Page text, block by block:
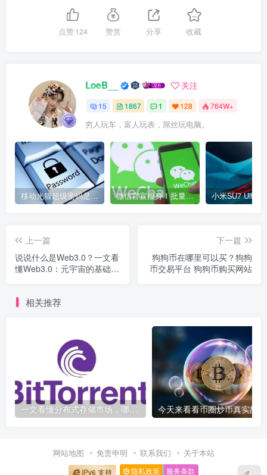
点赞124 赞赏 分享 收藏
LoeB__ 关注
15 1867 1 128 764W+
穷人玩车，富人玩表，屌丝玩电脑。
移动光猫超级密码是多少？移动光猫超级管理员后台账号与密码 微信官宣瘦身！批量清理原图新功能来了 安卓、iOS均可使用
上一篇
说说什么是Web3.0？一文看
懂Web3.0：元宇宙的基础设
下一篇
狗狗币在哪里可以买？狗狗
币交易平台 狗狗币购买网站
相关推荐
一文看懂分布式存储市场，哪些项目值得关注？
网站地图 免责申明 联系我们 关于本站
IPv6 支持 隐私政策 服务条款